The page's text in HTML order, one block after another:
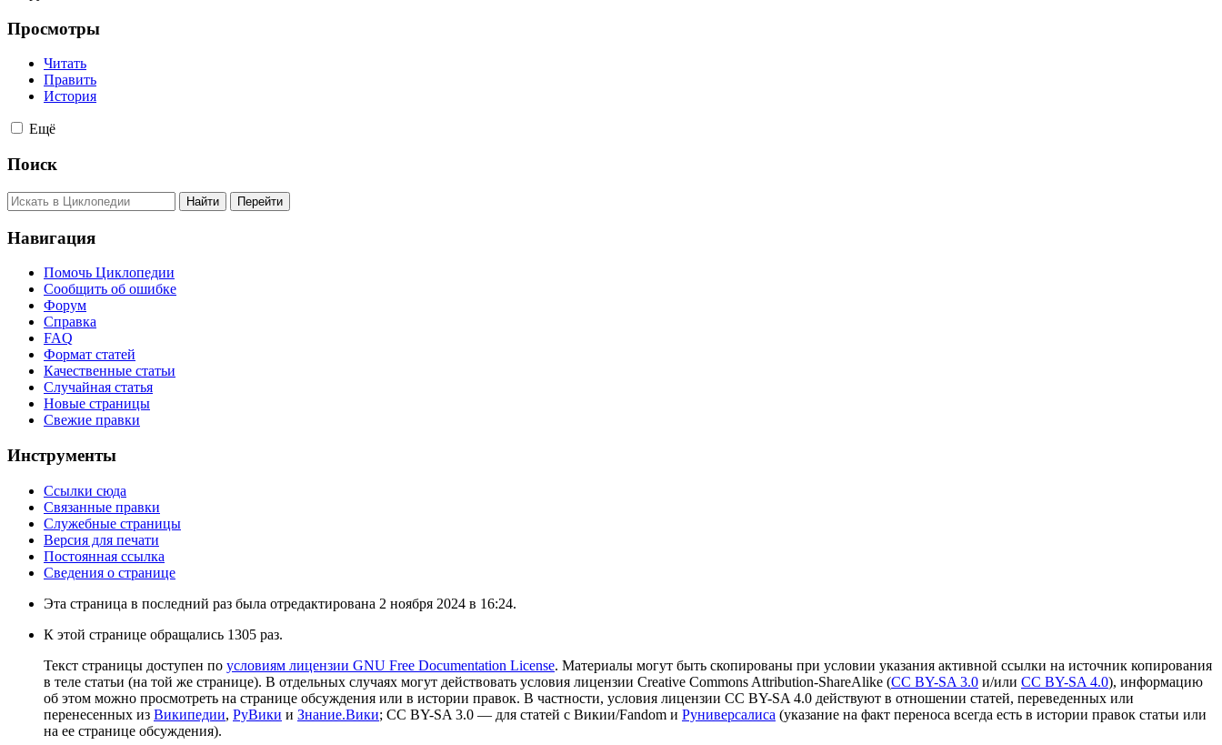
Просмотры
Читать
Править
История
Ещё
Поиск
Навигация
Помочь Циклопедии
Сообщить об ошибке
Форум
Справка
FAQ
Формат статей
Качественные статьи
Случайная статья
Новые страницы
Свежие правки
Инструменты
Ссылки сюда
Связанные правки
Служебные страницы
Версия для печати
Постоянная ссылка
Сведения о странице
Эта страница в последний раз была отредактирована 2 ноября 2024 в 16:24.
К этой странице обращались 1305 раз.
Текст страницы доступен по условиям лицензии GNU Free Documentation License. Материалы могут быть скопированы при условии указания активной ссылки на источник копирования
в теле статьи (на той же странице). В отдельных случаях могут действовать условия лицензии Creative Commons Attribution-ShareAlike (CC BY-SA 3.0 и/или CC BY-SA 4.0), информацию
об этом можно просмотреть на странице обсуждения или в истории правок. В частности, условия лицензии CC BY-SA 4.0 действуют в отношении статей, переведенных или
перенесенных из Википедии, РуВики и Знание.Вики; CC BY-SA 3.0 — для статей с Викии/Fandom и Руниверсалиса (указание на факт переноса всегда есть в истории правок статьи или
на ее странице обсуждения).